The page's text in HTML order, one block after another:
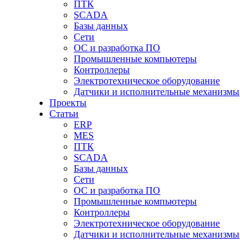
ПТК
SCADA
Базы данных
Сети
ОС и разработка ПО
Промышленные компьютеры
Контроллеры
Электротехническое оборудование
Датчики и исполнительные механизмы
Проекты
Статьи
ERP
MES
ПТК
SCADA
Базы данных
Сети
ОС и разработка ПО
Промышленные компьютеры
Контроллеры
Электротехническое оборудование
Датчики и исполнительные механизмы